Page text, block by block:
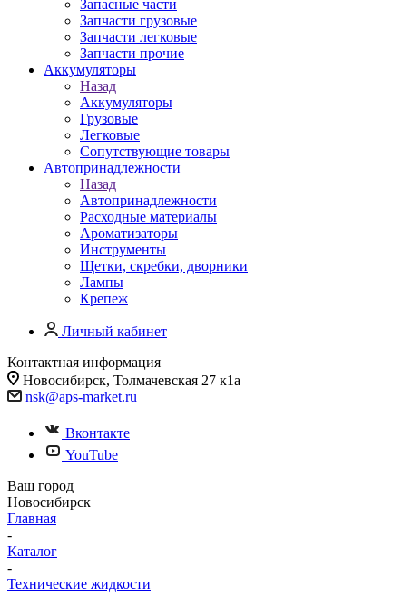
Запасные части
Запчасти грузовые
Запчасти легковые
Запчасти прочие
Аккумуляторы
Назад
Аккумуляторы
Грузовые
Легковые
Сопутствующие товары
Автопринадлежности
Назад
Автопринадлежности
Расходные материалы
Ароматизаторы
Инструменты
Щетки, скребки, дворники
Лампы
Крепеж
Личный кабинет
Контактная информация
Новосибирск, Толмачевская 27 к1а
nsk@aps-market.ru
Вконтакте
YouTube
Ваш город
Новосибирск
Главная
-
Каталог
-
Технические жидкости